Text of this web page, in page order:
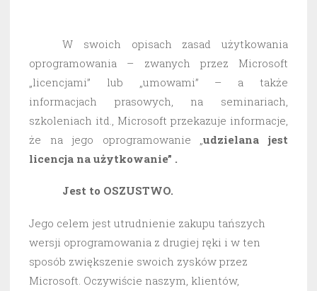
W swoich opisach zasad użytkowania
oprogramowania – zwanych przez Microsoft
„licencjami” lub „umowami” – a także
informacjach prasowych, na seminariach,
szkoleniach itd., Microsoft przekazuje informacje,
że na jego oprogramowanie „udzielana jest
licencja na użytkowanie” .
Jest to OSZUSTWO.
Jego celem jest utrudnienie zakupu tańszych
wersji oprogramowania z drugiej ręki i w ten
sposób zwiększenie swoich zysków przez
Microsoft. Oczywiście naszym, klientów,